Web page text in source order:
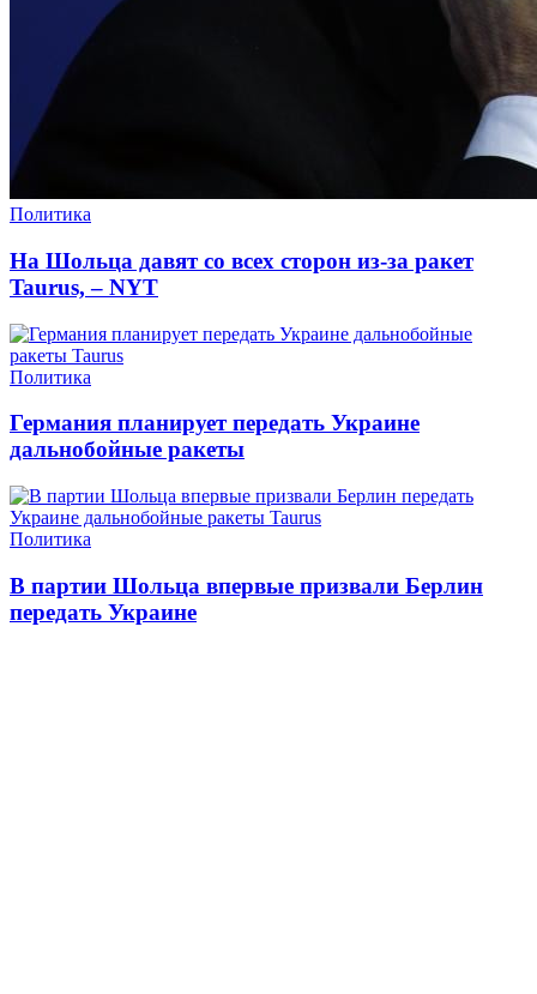
Политика
На Шольца давят со всех сторон из-за ракет
Taurus, – NYT
Политика
Германия планирует передать Украине
дальнобойные ракеты
Политика
В партии Шольца впервые призвали Берлин
передать Украине